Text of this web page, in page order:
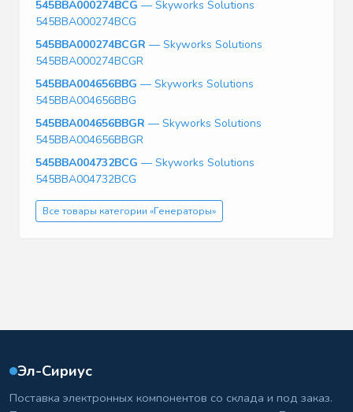
545BBA000274BCG — Skyworks Solutions
545BBA000274BCG
545BBA000274BCGR — Skyworks Solutions
545BBA000274BCGR
545BBA004656BBG — Skyworks Solutions
545BBA004656BBG
545BBA004656BBGR — Skyworks Solutions
545BBA004656BBGR
545BBA004732BCG — Skyworks Solutions
545BBA004732BCG
Все товары категории «Генераторы»
Эл-Сириус
Поставка электронных компонентов со склада и под заказ.